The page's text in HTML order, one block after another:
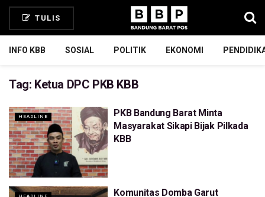
TULIS
INFO KBB SOSIAL POLITIK EKONOMI
Tag: Ketua DPC PKB KBB
HEADLINE
PKB Bandung Barat Minta
Masyarakat Sikapi Bijak Pilkada
KBB
HEADLINE
Komunitas Domba Garut